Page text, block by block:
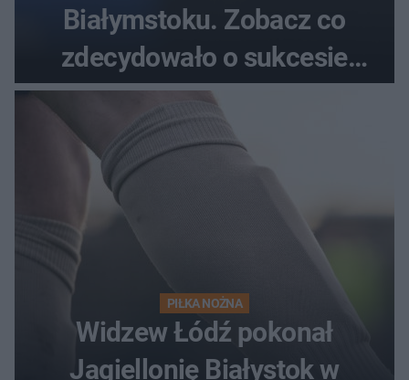
Białymstoku. Zobacz co
zdecydowało o sukcesie
gości
PIŁKA NOŻNA
Widzew Łódź pokonał
Jagiellonię Białystok w